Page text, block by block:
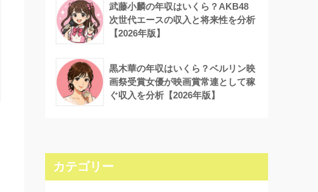
武藤小麟の年収はいくら？AKB48
次世代エースの収入と将来性を分析
【2026年版】
黒木華の年収はいくら？ベルリン映
画祭受賞女優が映画賞常連として稼
ぐ収入を分析【2026年版】
カテゴリー